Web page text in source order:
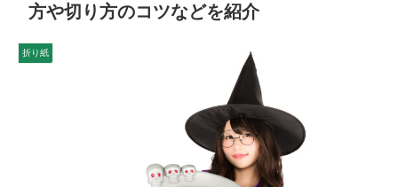
方や切り方のコツなどを紹介
折り紙